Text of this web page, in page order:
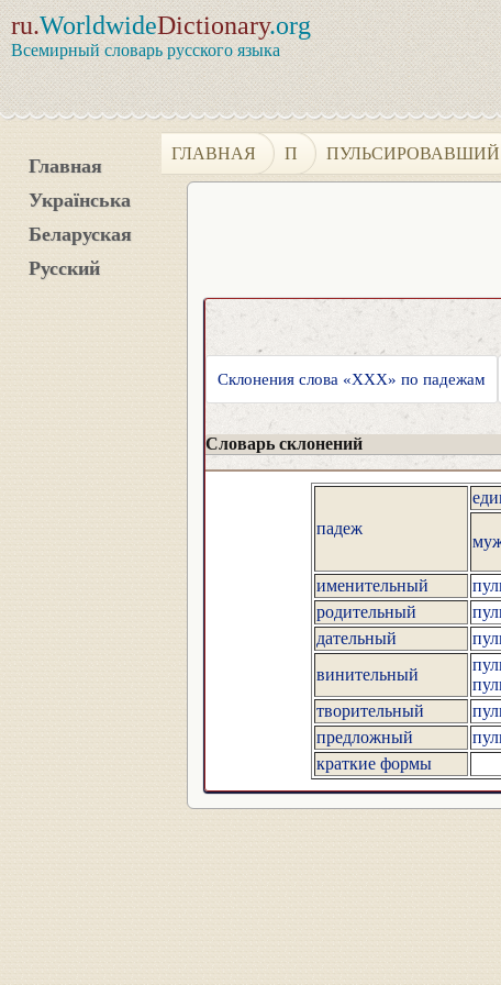
ru.WorldwideDictionary.org
Всемирный словарь русского языка
Главная
Українська
Беларуская
Русский
ГЛАВНАЯ П ПУЛЬСИРОВАВШИЙ
Склонения слова «XXX» по падежам
Словарь склонений
падеж
именительный
родительный
дательный
винительный
творительный
предложный
краткие формы